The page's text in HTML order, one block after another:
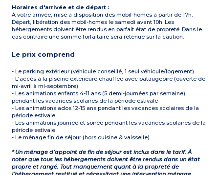
Horaires d'arrivée et de départ :
À votre arrivée, mise à disposition des mobil-homes à partir de 17h.
Départ, libération des mobil-homes le samedi avant 10h. Les
hébergements doivent être rendus en parfait état de propreté. Dans le
cas contraire une somme forfaitaire sera retenue sur la caution.
Le prix comprend
- Le parking extérieur (véhicule conseillé, 1 seul véhicule/logement)
- L'accès à la piscine extérieure chauffée avec pataugeoire (ouverte de
mi-avril à mi-septembre)
- Les animations enfants 4-11 ans (5 demi-journées par semaine)
pendant les vacances scolaires de la période estivale
- Les animations ados 12-15 ans pendant les vacances scolaires de la
période estivale
- Les animations journée et soirée pendant les vacances scolaires de la
période estivale
- Le ménage fin de séjour (hors cuisine & vaisselle)
* Un ménage d’appoint de fin de séjour est inclus dans le tarif. À
noter que tous les hébergements doivent être rendus dans un état
propre et rangé. Tout manquement quant à la propreté de